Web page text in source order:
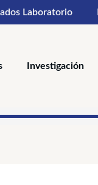
Laboratorio
Investigación